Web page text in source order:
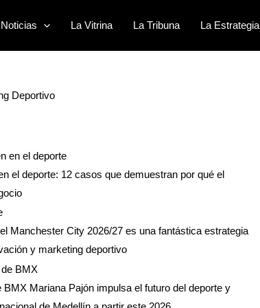
Noticias La Vitrina La Tribuna La Estrategia
el deporte: 12 casos que demuestran por qué el
Manchester City 2026/27 es una fantástica estrategia
y marketing deportivo
BMX Mariana Pajón impulsa el futuro del deporte y